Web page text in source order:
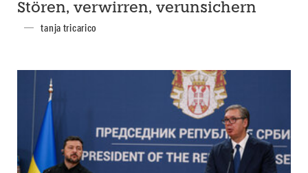
Stören, verwirren, verunsichern
tanja tricarico